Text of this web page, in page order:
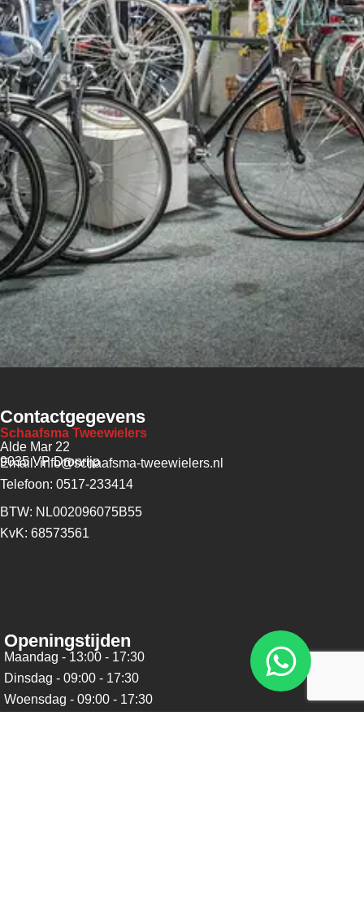
Contactgegevens
Schaafsma Tweewielers
Alde Mar 22
9035 VP Dronrijp
Email: info@schaafsma-tweewielers.nl
Telefoon: 0517-233414
BTW: NL002096075B55
KvK: 68573561
Openingstijden
Maandag - 13:00 - 17:30
Dinsdag - 09:00 - 17:30
Woensdag - 09:00 - 17:30